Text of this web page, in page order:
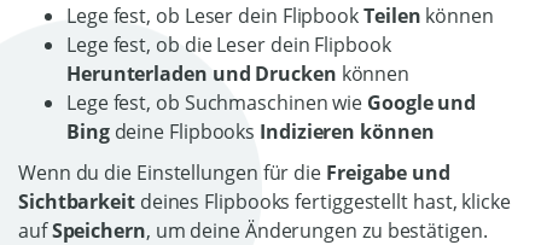
Lege fest, ob Leser dein FlipbookTeilen können
Lege fest, ob die Leser dein Flipbook
Herunterladen und Drucken können
Lege fest, ob Suchmaschinen wie Google und
Bingdeine Flipbooks Indizieren können
Wenn du die Einstellungen für die Freigabe und
Sichtbarkeitdeines Flipbooks fertiggestellt hast, klicke
aufSpeichern, um deine Änderungen zu bestätigen.